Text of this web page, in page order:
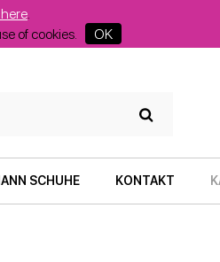
.
of cookies.
OK
SCHUHE KONTAKT